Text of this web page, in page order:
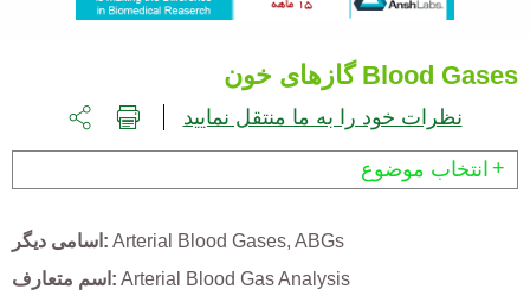
Blood Gases گازهای خون
نظرات خود را به ما منتقل نمایید
انتخاب موضوع
اسامی دیگر Arterial Blood Gases ABGs
اسم متعارف
Arterial Blood Gas Analysis